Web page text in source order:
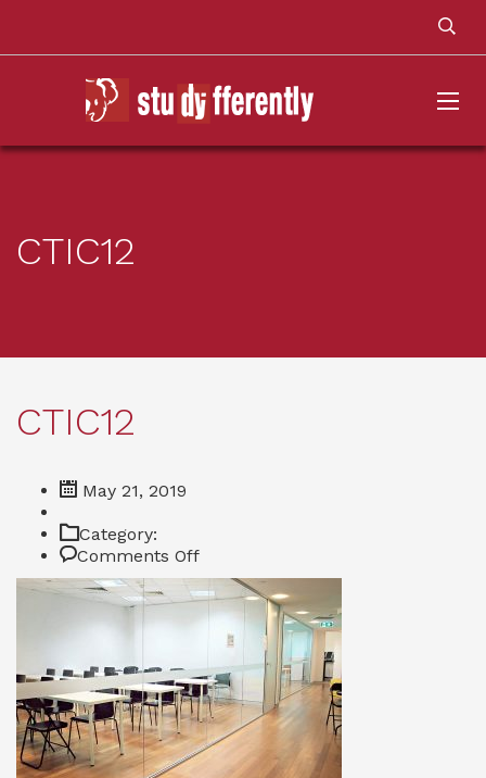
CTIC12
CTIC12
May 21, 2019
Category:
Comments Offon
CTIC12